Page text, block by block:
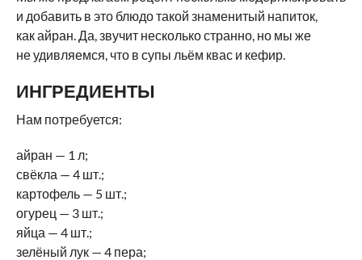
и добавить в это блюдо такой знаменитый напиток,
как айран. Да, звучит несколько странно, но мы же
не удивляемся, что в супы льём квас и кефир.
ИНГРЕДИЕНТЫ
Нам потребуется:
айран — 1 л;
свёкла — 4 шт.;
картофель — 5 шт.;
огурец — 3 шт.;
яйца — 4 шт.;
зелёный лук — 4 пера;